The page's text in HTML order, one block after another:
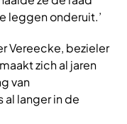
leggen onderuit.’
Vereecke, bezieler
zich al jaren
van
langer in de